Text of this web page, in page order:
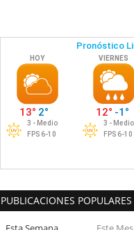
PUBLICACIONES POPULARES